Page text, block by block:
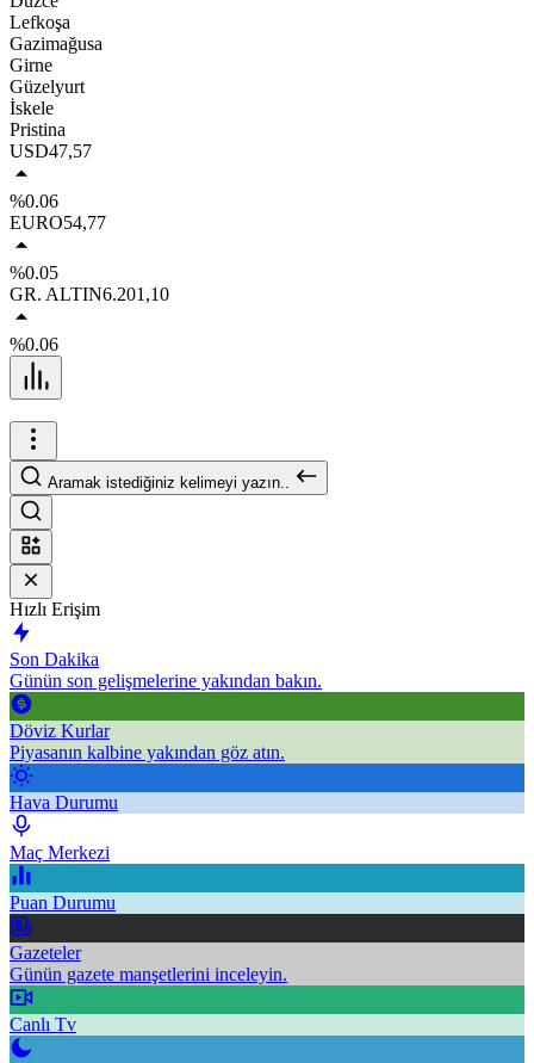
Lefkoşa
Gazimağusa
Girne
Güzelyurt
İskele
Pristina
USD47,57
%0.06
EURO54,77
%0.05
GR. ALTIN6.201,10
%0.06
Aramak istediğiniz kelimeyi yazın..
Hızlı Erişim
Son Dakika
Günün son gelişmelerine yakından bakın.
Döviz Kurlar
Piyasanın kalbine yakından göz atın.
Hava Durumu
Maç Merkezi
Puan Durumu
Gazeteler
Günün gazete manşetlerini inceleyin.
Canlı Tv